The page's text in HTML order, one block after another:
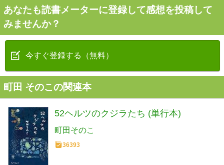
あなたも読書メーターに登録して感想を投稿して
みませんか？
今すぐ登録する（無料）
町田 そのこの関連本
52ヘルツのクジラたち (単行本)
町田そのこ
36393